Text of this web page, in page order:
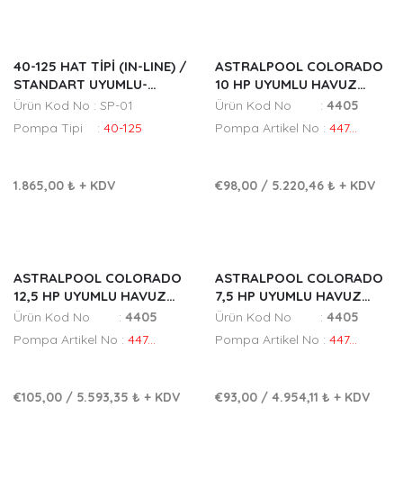
40-125 HAT TIPI (IN-LINE) /
STANDART UYUMLU-
SANTRİFÜJ POMPA FANI
Ürün Kod No : SP-01
Pompa Tipi : 40-125
1.865,00 ₺ + KDV
ASTRALPOOL COLORADO
10 HP UYUMLU HAVUZ
POMPA FANI
Ürün Kod No : 4405
Pompa Artikel No : 447...
€98,00 / 5.220,46 ₺ + KDV
ASTRALPOOL COLORADO
12,5 HP UYUMLU HAVUZ
POMPA FANI
Ürün Kod No : 4405
Pompa Artikel No : 447...
€105,00 / 5.593,35 ₺ + KDV
ASTRALPOOL COLORADO
7,5 HP UYUMLU HAVUZ
POMPA FANI
Ürün Kod No : 4405
Pompa Artikel No : 447...
€93,00 / 4.954,11 ₺ + KDV